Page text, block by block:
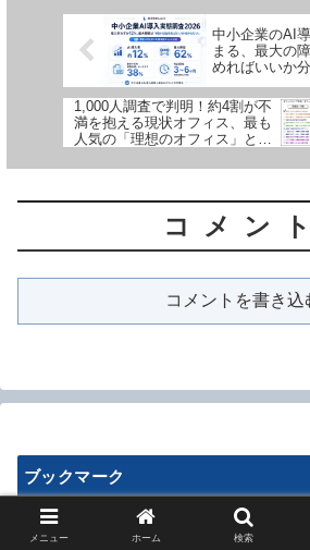
中小企業のAI
まる、最大の
めればいいか
2026」が公開
1,000人調査で判明！約4割が不
満を抱える現状オフィス、最も
人気の「理想のオフィス」と
コメント
コメントを書き込
ブックマーク
ブルーアンテナ
メニュー ホーム 検索